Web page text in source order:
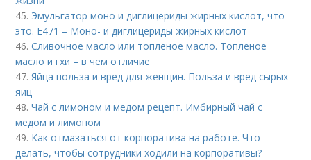
45. Эмульгатор моно и диглицериды жирных кислот, что
это. Е471 – Моно- и диглицериды жирных кислот
46.Сливочное масло или топленое масло. Топленое
масло и гхи – в чем отличие
47. Яйца польза и вред для женщин. Польза и вред сырых
яиц
48.Чай с лимоном и медом рецепт. Имбирный чай с
медом и лимоном
49. Как отмазаться от корпоратива на работе. Что
делать, чтобы сотрудники ходили на корпоративы?